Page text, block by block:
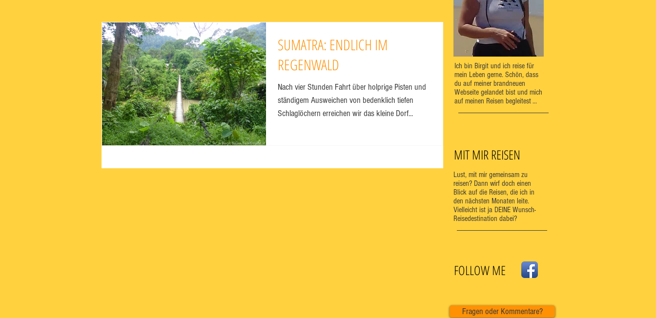
Ich bin Birgit und ich reise für
mein Leben gerne. Schön, dass
du auf meiner brandneuen
Webseite gelandet bist und mich
auf meinen Reisen begleitest ...
MIT MIR REISEN
Lust, mit mir gemeinsam zu
reisen? Dann wirf doch einen
Blick auf die Reisen, die ich in
den nächsten Monaten leite.
Vielleicht ist ja DEINE Wunsch-
Reisedestination dabei?
FOLLOW ME
Fragen oder Kommentare?
SUMATRA: ENDLICH IM
REGENWALD
Nach vier Stunden Fahrt über holprige Pisten und
ständigem Ausweichen von bedenklich tiefen
Schlaglöchern erreichen wir das kleine Dorf...